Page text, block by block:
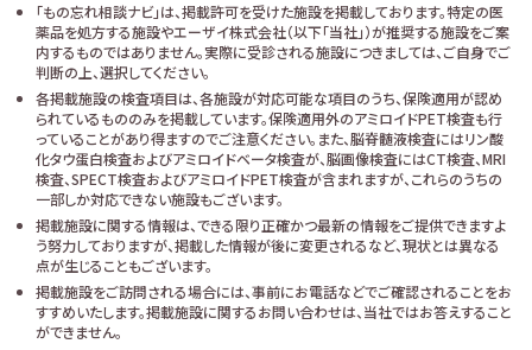
「もの忘れ相談ナビ」は、掲載許可を受けた施設を掲載しております。特定の医
薬品を処方する施設やエーザイ株式会社（以下「当社」）が推奨する施設をご案
内するものではありません。実際に受診される施設につきましては、ご自身でご
判断の上、選択してください。
各掲載施設の検査項目は、各施設が対応可能な項目のうち、保険適用が認め
られているもののみを掲載しています。保険適用外のアミロイドPET検査も行
っていることがあり得ますのでご注意ください。また、脳脊髄液検査にはリン酸
化タウ蛋白検査およびアミロイドベータ検査が、脳画像検査にはCT検査、MRI
検査、SPECT検査およびアミロイドPET検査が含まれますが、これらのうちの
一部しか対応できない施設もございます。
掲載施設に関する情報は、できる限り正確かつ最新の情報をご提供できますよ
う努力しておりますが、掲載した情報が後に変更されるなど、現状とは異なる
点が生じることもございます。
掲載施設をご訪問される場合には、事前にお電話などでご確認されることをお
すすめいたします。掲載施設に関するお問い合わせは、当社ではお答えすること
ができません。